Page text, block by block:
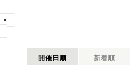
×
開催日順 新着順